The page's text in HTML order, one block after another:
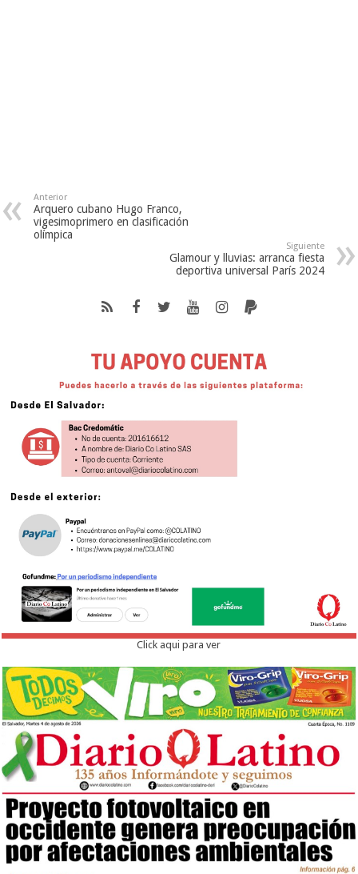
Anterior
Arquero cubano Hugo Franco,
vigesimoprimero en clasificación
olímpica
Siguiente
Glamour y lluvias: arranca fiesta
deportiva universal París 2024
Click aqui para ver